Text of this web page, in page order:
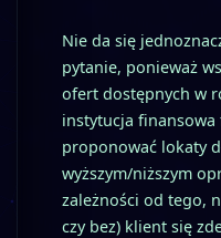
Nie da się
pytanie, ponieważ
ofert dostępnych w
instytucja finansowa
proponować lokaty
wyższym/niższym
zależności od tego,
czy bez) klient się